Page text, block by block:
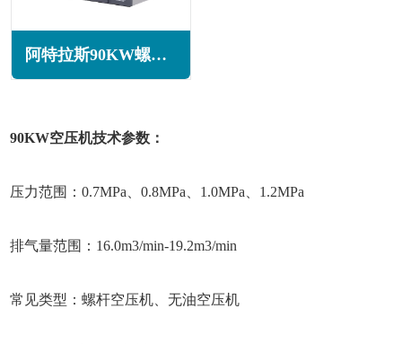
阿特拉斯90KW螺杆空压机GA90+系列
90KW空压机技术参数：
压力范围：0.7MPa、0.8MPa、1.0MPa、1.2MPa
排气量范围：16.0m3/min-19.2m3/min
常见类型：螺杆空压机、无油空压机